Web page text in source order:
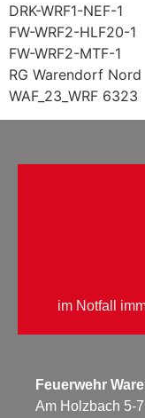
DRK-WRF1-NEF-1
FW-WRF2-HLF20-1
FW-WRF2-MTF-1
RG Warendorf Nord
WAF_23_WRF 6323
im Notfall
Feuerwehr
Am Holzbach 5-7